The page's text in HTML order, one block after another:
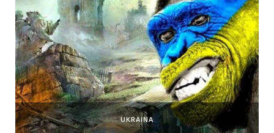
UKRAINA